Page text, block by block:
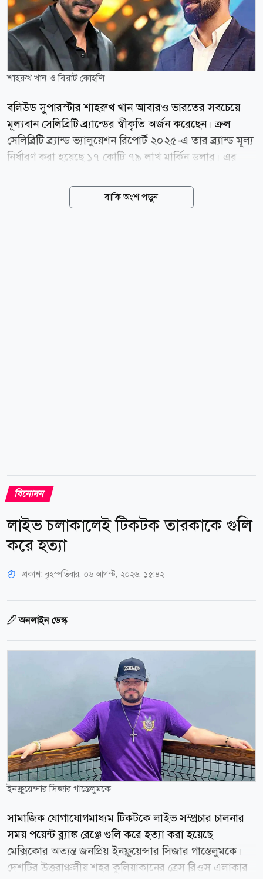
শাহরুখ খান ও বিরাট কোহলি
বলিউড সুপারস্টার শাহরুখ খান আবারও ভারতের সবচেয়ে
মূল্যবান সেলিব্রিটি ব্র্যান্ডের স্বীকৃতি অর্জন করেছেন। ক্রল
সেলিব্রিটি ব্র্যান্ড ভ্যালুয়েশন রিপোর্ট ২০২৫-এ তার ব্র্যান্ড মূল্য
নির্ধারণ করা হয়েছে ১৭ কোটি ৭৯ লাখ মার্কিন ডলার। এর
তালিকার শীর্ষস্থান দখল করেছেন। বলিউড হাঙ্গামার প্রতিবেদন
অনুযায়ী, ২০২৪ সালে শাহরুখের ব্র্যান্ড মূল্য ছিল ১৪ কোটি
বাকি অংশ পড়ুন
বিনোদন
লাইভ চলাকালেই টিকটক তারকাকে গুলি
করে হত্যা
প্রকাশ:বৃহস্পতিবার, ০৬ আগস্ট, ২০২৬, ১৫:৪২
অনলাইন ডেস্ক
ইনফ্লুয়েন্সার সিজার গাস্তেলুমকে
সামাজিক যোগাযোগমাধ্যম টিকটকে লাইভ সম্প্রচার চালনার
সময় পয়েন্ট ব্ল্যাঙ্ক রেঞ্জে গুলি করে হত্যা করা হয়েছে
মেক্সিকোর অত্যন্ত জনপ্রিয় ইনফ্লুয়েন্সার সিজার গাস্তেলুমকে।
দেশটির উত্তরাঞ্চলীয় শহর কুলিয়াকানের ত্রেস রিওস এলাকার